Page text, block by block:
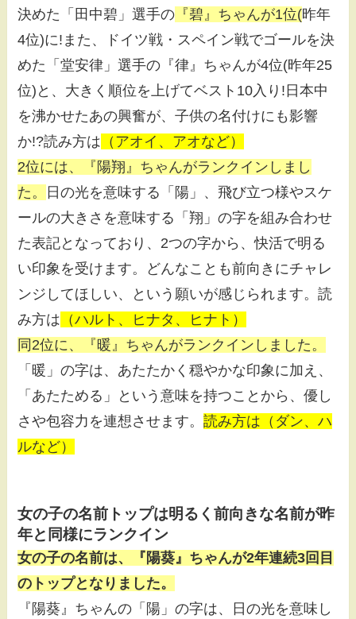
決めた「田中碧」選手の 『碧』ちゃんが1位(昨年
4位)に!また、ドイツ戦・スペイン戦でゴールを決
めた「堂安律」選手の『律』ちゃんが4位(昨年25
位)と、大きく順位を上げてベスト10入り!日本中
を沸かせたあの興奮が、子供の名付けにも影響
か!?読み方は （アオイ、アオなど）
2位には、『陽翔』ちゃんがランクインしまし
た。
日の光を意味する「陽」、飛び立つ様やスケ
ールの大きさを意味する「翔」の字を組み合わせ
た表記となっており、2つの字から、快活で明る
い印象を受けます。どんなことも前向きにチャレ
ンジしてほしい、という願いが感じられます。読
み方は （ハルト、ヒナタ、ヒナト）
同2位に、『暖』ちゃんがランクインしました。
「暖」の字は、あたたかく穏やかな印象に加え、
「あたためる」という意味を持つことから、優し
さや包容力を連想させます。読み方は（ダン、ハ
ルなど）
女の子の名前トップは明るく前向きな名前が昨
年と同様にランクイン
女の子の名前は、『陽葵』ちゃんが2年連続3回目
のトップとなりました。
『陽葵』ちゃんの「陽」の字は、日の光を意味し